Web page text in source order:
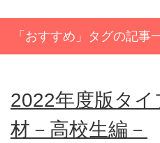
「おすすめ」タグの記事
2022年度版タ
材－高校生編－